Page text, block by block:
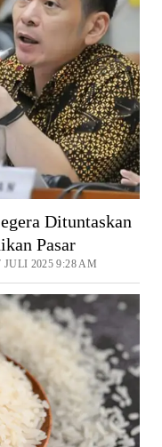
Dituntaskan
Pasar
2025 9:28 AM